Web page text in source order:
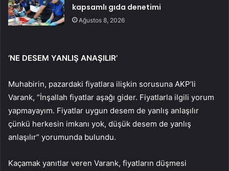
kapsamlı gıda denetimi
Ağustos 8, 2026
‘NE DESEM YANLIŞ ANAŞILIR’
Muhabirin, pazardaki fiyatlara ilişkin sorusuna AKP’li
Varank, “İnşallah fiyatlar aşağı gider. Fiyatlarla ilgili yorum
yapmayayım. Fiyatlar uygun desem de yanlış anlaşılır
çünkü herkesin imkanı yok, düşük desem de yanlış
anlaşılır” yorumunda bulundu.
Kaçamak yanıtlar veren Varank, fiyatların düşmesi